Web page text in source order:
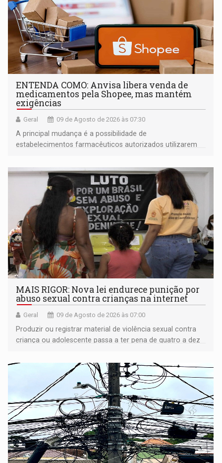
ENTENDA COMO: Anvisa libera venda de
medicamentos pela Shopee, mas mantém
exigências
Geral 09 de Agosto de 2026 às 07:30
A principal mudança é a possibilidade de
estabelecimentos farmacêuticos autorizados utilizarem
MAIS RIGOR: Nova lei endurece punição por
abuso sexual contra crianças na internet
Geral 09 de Agosto de 2026 às 07:00
Produzir ou registrar material de violência sexual contra
criança ou adolescente passa a ter pena de quatro a dez